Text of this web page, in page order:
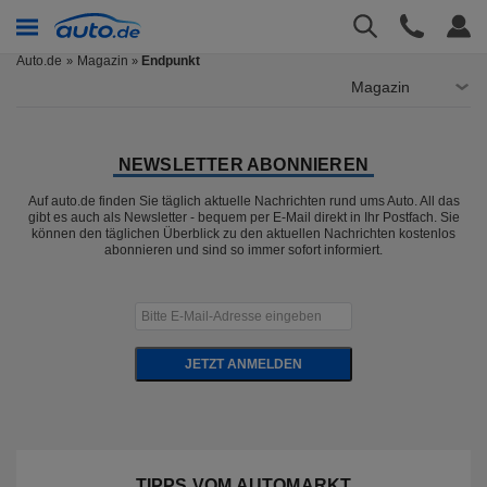
Auto.de Magazin » Endpunkt
Magazin
NEWSLETTER ABONNIEREN
Auf auto.de finden Sie täglich aktuelle Nachrichten rund ums Auto. All das
gibt es auch als Newsletter - bequem per E-Mail direkt in Ihr Postfach. Sie
können den täglichen Überblick zu den aktuellen Nachrichten kostenlos
abonnieren und sind so immer sofort informiert.
JETZT ANMELDEN